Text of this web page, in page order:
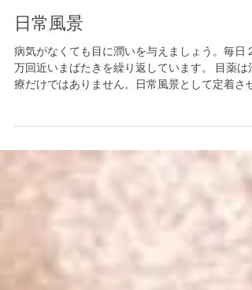
日常風景
病気がなくても目に潤いを与えましょう。毎日２
ましょう。こどもも大人も。